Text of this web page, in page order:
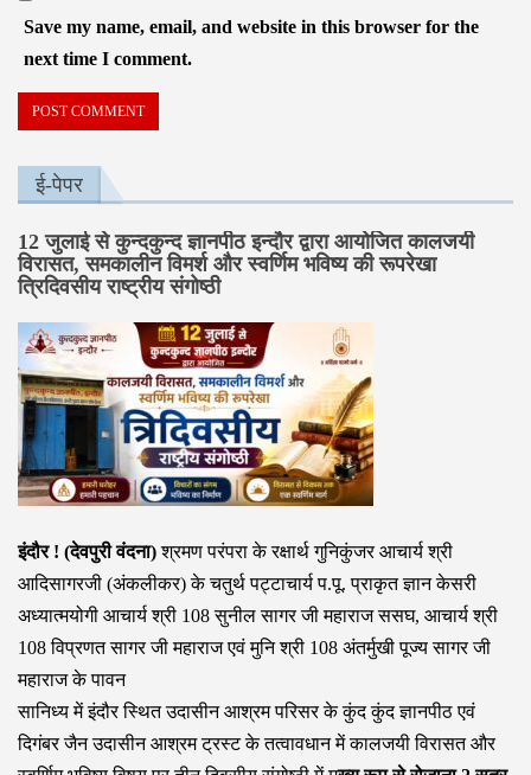
Save my name, email, and website in this browser for the
next time I comment.
ई-पेपर
12 जुलाई से कुन्दकुन्द ज्ञानपीठ इन्दौर द्वारा आयोजित कालजयी
विरासत, समकालीन विमर्श और स्वर्णिम भविष्य की रूपरेखा
त्रिदिवसीय राष्ट्रीय संगोष्ठी
इंदौर ! (देवपुरी वंदना)श्रमण परंपरा के रक्षार्थ गुनिकुंजर आचार्य श्री
आदिसागरजी (अंकलीकर) के चतुर्थ पट्टाचार्य प.पू. प्राकृत ज्ञान केसरी
अध्यात्मयोगी आचार्य श्री 108 सुनील सागर जी महाराज ससघ, आचार्य श्री
108 विप्रणत सागर जी महाराज एवं मुनि श्री 108 अंतर्मुखी पूज्य सागर जी
महाराज के पावन
सानिध्य में इंदौर स्थित उदासीन आश्रम परिसर के कुंद कुंद ज्ञानपीठ एवं
दिगंबर जैन उदासीन आश्रम ट्रस्ट के तत्वावधान में कालजयी विरासत और